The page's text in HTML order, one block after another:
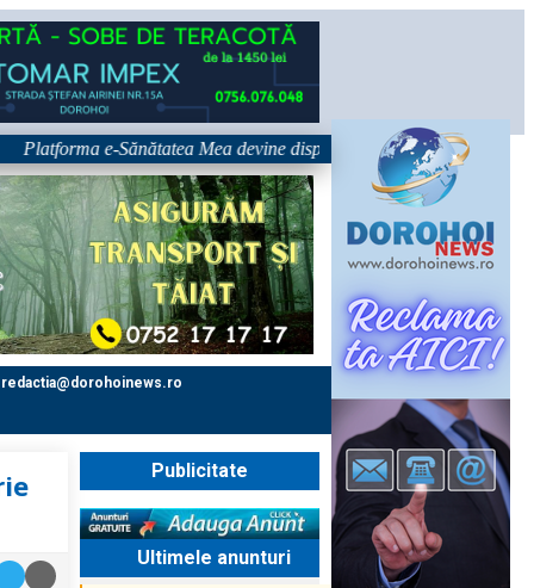
e-Sănătatea Mea devine disponibilă pe 1 septembrie:
redactia@dorohoinews.ro
Publicitate
Ultimele anunturi